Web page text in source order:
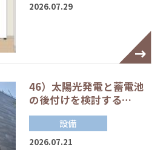
2026.07.29
46）太陽光発電と蓄電池
の後付けを検討する…
設備
2026.07.21